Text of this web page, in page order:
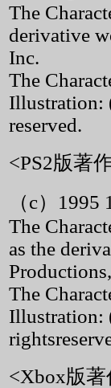
The
derivative
Inc.
The
Illustration:
reserved.
<PS2版著
（c）
The
as the
The
Illustration:
<Xbox版